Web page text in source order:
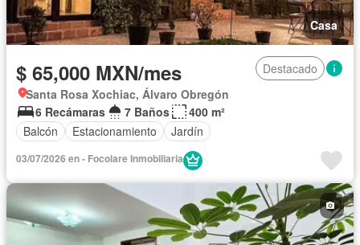
Casa
$ 65,000 MXN/mes
Destacado
Santa Rosa Xochiac, Álvaro Obregón
6 Recámaras
7 Baños
400 m²
Balcón
Estacionamiento Jardín
03/07/2026 en - Focolare Inmobiliaria